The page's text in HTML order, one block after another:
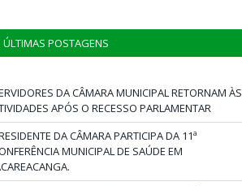
ÚLTIMAS POSTAGENS
DA CÂMARA MUNICIPAL RETORNAM ÀS
APÓS O RECESSO PARLAMENTAR
DA CÂMARA PARTICIPA DA 11ª
MUNICIPAL DE SAÚDE EM